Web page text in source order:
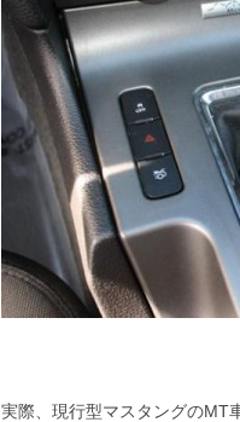
実際、現行型マスタングのMT